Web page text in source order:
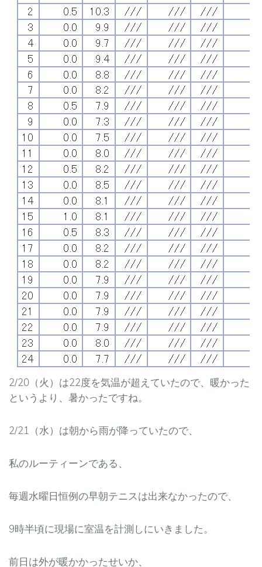
2/20（火）は22度を気温が超えていたので、暖かった
というより、暑かったですね。
2/21（水）は朝から雨が降っていたので、
私のルーティーンである、
毎週水曜日恒例の早朝テニスは出来なかったので、
9時半頃に現場に室温を計測しにいきました。
前日は外が暖かかったせいか、